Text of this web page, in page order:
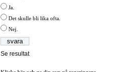
Ja.
Det skulle bli lika ofta.
Nej.
Se resultat